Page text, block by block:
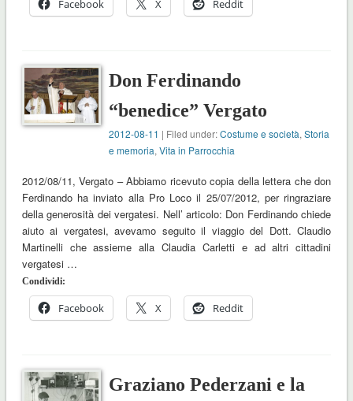
Facebook X Reddit
Don Ferdinando
“benedice” Vergato
2012-08-11 | Filed under:Costume e società,Storia
e memoria,Vita in Parrocchia
2012/08/11, Vergato – Abbiamo ricevuto copia della lettera che don
Ferdinando ha inviato alla Pro Loco il 25/07/2012, per ringraziare
della generosità dei vergatesi. Nell’ articolo: Don Ferdinando chiede
aiuto ai vergatesi, avevamo seguito il viaggio del Dott. Claudio
Martinelli che assieme alla Claudia Carletti e ad altri cittadini
vergatesi …
Condividi:
Facebook X Reddit
Graziano Pederzani e la